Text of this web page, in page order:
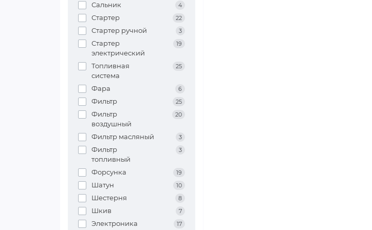
Сальник 4
Стартер 22
Стартер ручной 3
Стартер
электрический
19
Топливная
система
25
Фара 6
Фильтр 25
Фильтр
воздушный
20
Фильтр масляный 3
Фильтр
топливный
3
Форсунка 19
Шатун 10
Шестерня 8
Шкив 7
Электроника 17